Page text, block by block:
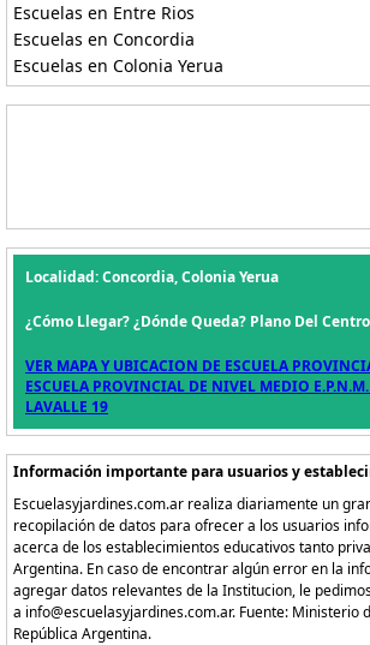
Escuelas en Entre Rios
Escuelas en Concordia
Escuelas en Colonia Yerua
Localidad: Concordia, Colonia Yerua
¿Cómo Llegar? ¿Dónde Queda? Plano Del
VER MAPA Y UBICACION DE ESCUELA
ESCUELA PROVINCIAL DE NIVEL MEDIO
LAVALLE 19
Información importante para usuarios y
Escuelasyjardines.com.ar realiza diariamente un
recopilación de datos para ofrecer a los usuarios
acerca de los establecimientos educativos tanto
Argentina. En caso de encontrar algún error en la
agregar datos relevantes de la Institucion, le
a info@escuelasyjardines.com.ar. Fuente: Ministerio
República Argentina.